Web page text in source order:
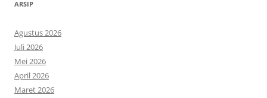
ARSIP
Agustus 2026
Juli 2026
Mei 2026
April 2026
Maret 2026